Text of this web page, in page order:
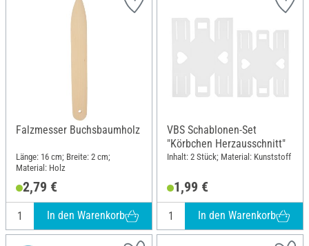
Falzmesser Buchsbaumholz
Länge: 16 cm; Breite: 2 cm;
Material: Holz
2,79 €
In den Warenkorb
VBS Schablonen-Set
"Körbchen Herzausschnitt"
Inhalt: 2 Stück; Material: Kunststoff
1,99 €
In den Warenkorb